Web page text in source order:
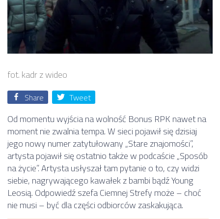
fot. kadr z wideo
Share Tweet
Od momentu wyjścia na wolność Bonus RPK nawet na
moment nie zwalnia tempa. W sieci pojawił się dzisiaj
jego nowy numer zatytułowany „Stare znajomości”,
artysta pojawił się ostatnio także w podcaście „Sposób
na życie”. Artysta usłyszał tam pytanie o to, czy widzi
siebie, nagrywającego kawałek z bambi bądź Young
Leosią. Odpowiedź szefa Ciemnej Strefy może – choć
nie musi – być dla części odbiorców zaskakująca.